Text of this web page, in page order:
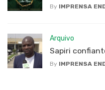
By IMPRENSA
Arquivo
Sapiri
By IMPRENSA